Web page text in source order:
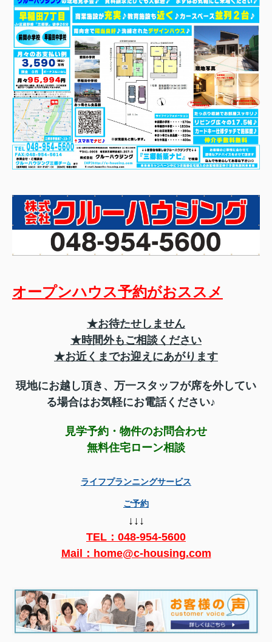
オープンハウス予約がおススメ
★お待たせしません
★時間外もご相談ください
★お近くまでお迎えにあがります
現地にお越し頂き、 万一スタッフが席を外してい
る場合はお気軽にお電話ください♪
見学予約・物件のお問合わせ
無料住宅ローン相談
ライフプランニングサービス
ご予約
↓↓↓
TEL： 048-954-5600
Mail：home@c-housing.com